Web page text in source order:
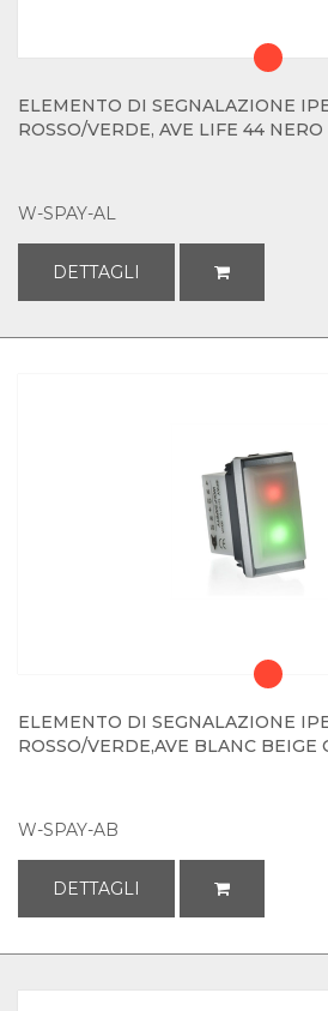
ELEMENTO DI SEGNALAZIONE
ROSSO/VERDE, AVE LIFE 44 NERO
W-SPAY-AL
DETTAGLI
ELEMENTO DI SEGNALAZIONE
ROSSO/VERDE,AVE BLANC BEIGE
W-SPAY-AB
DETTAGLI